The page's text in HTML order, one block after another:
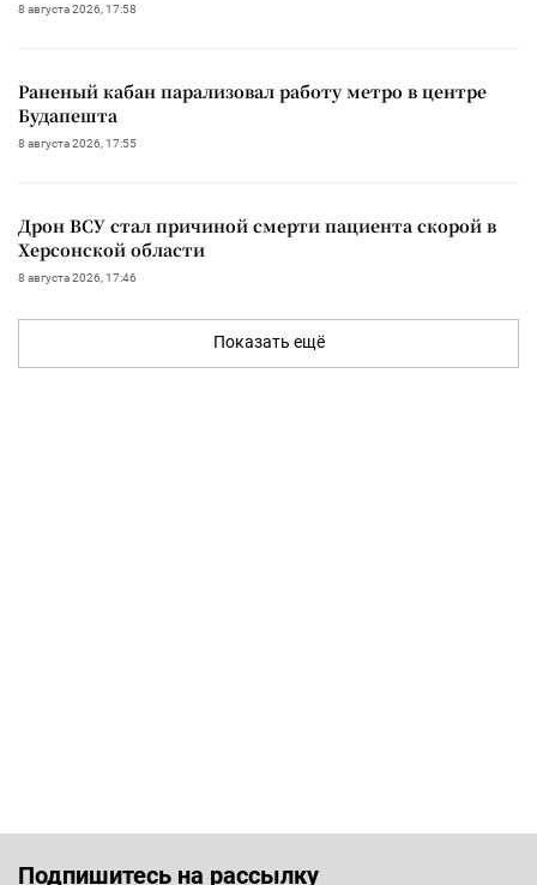
8 августа 2026, 17:58
Раненый кабан парализовал работу метро в центре
Будапешта
8 августа 2026, 17:55
Дрон ВСУ стал причиной смерти пациента скорой в
Херсонской области
8 августа 2026, 17:46
Показать ещё
Подпишитесь на рассылку